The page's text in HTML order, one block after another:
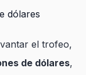
dólares
el trofeo,
de dólares,